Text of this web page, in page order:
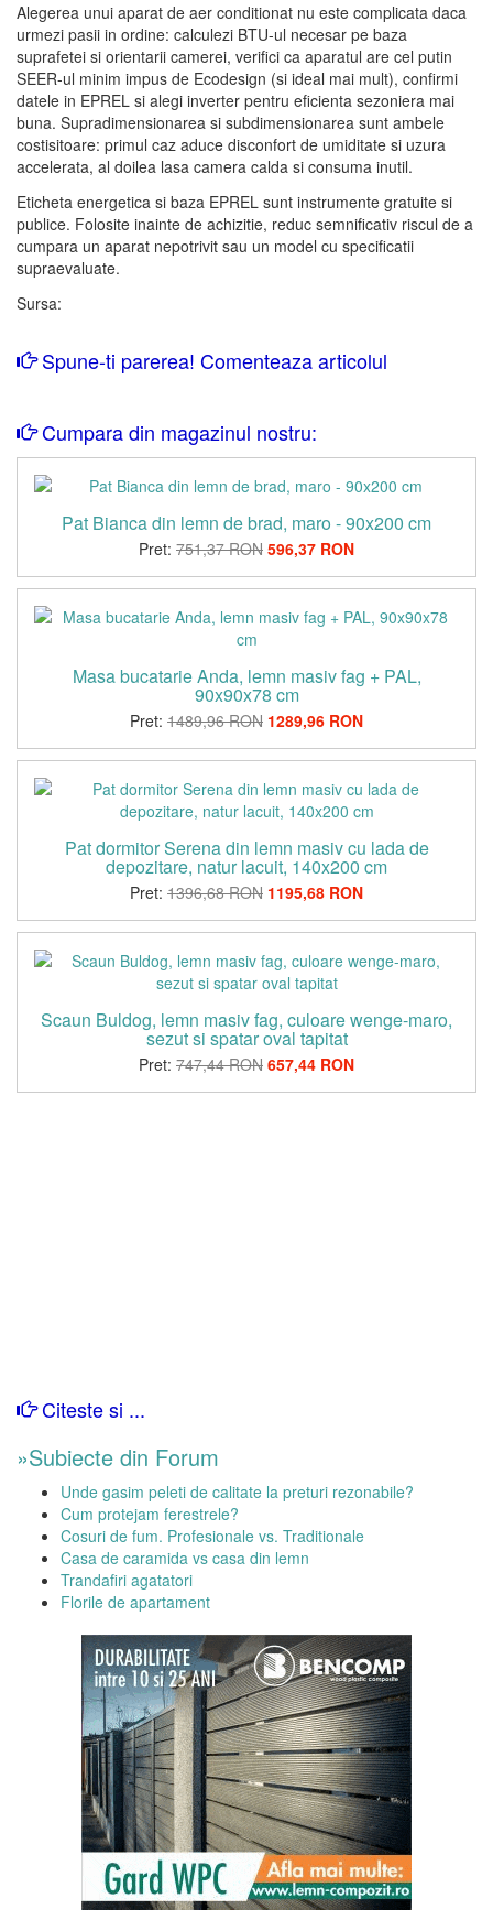
Alegerea unui aparat de aer conditionat nu este complicata daca
urmezi pasii in ordine: calculezi BTU-ul necesar pe baza
suprafetei si orientarii camerei, verifici ca aparatul are cel putin
SEER-ul minim impus de Ecodesign (si ideal mai mult), confirmi
datele in EPREL si alegi inverter pentru eficienta sezoniera mai
buna. Supradimensionarea si subdimensionarea sunt ambele
costisitoare: primul caz aduce disconfort de umiditate si uzura
accelerata, al doilea lasa camera calda si consuma inutil.
Eticheta energetica si baza EPREL sunt instrumente gratuite si
publice. Folosite inainte de achizitie, reduc semnificativ riscul de a
cumpara un aparat nepotrivit sau un model cu specificatii
supraevaluate.
Sursa:
Spune-ti parerea! Comenteaza articolul
Cumpara din magazinul nostru:
Pat Bianca din lemn de brad, maro - 90x200 cm
Pret: 751,37 RON 596,37 RON
Masa bucatarie Anda, lemn masiv fag + PAL,
90x90x78 cm
Pret: 1489,96 RON 1289,96 RON
Pat dormitor Serena din lemn masiv cu lada de
depozitare, natur lacuit, 140x200 cm
Pret: 1396,68 RON 1195,68 RON
Scaun Buldog, lemn masiv fag, culoare wenge-maro,
sezut si spatar oval tapitat
Pret: 747,44 RON 657,44 RON
Citeste si ...
»Subiecte din Forum
Unde gasim peleti de calitate la preturi rezonabile?
Cum protejam ferestrele?
Cosuri de fum. Profesionale vs. Traditionale
Casa de caramida vs casa din lemn
Trandafiri agatatori
Florile de apartament